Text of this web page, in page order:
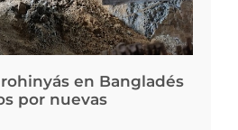
en Bangladés
por nuevas